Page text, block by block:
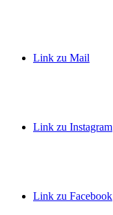
Link zu Mail
Link zu Instagram
Link zu Facebook